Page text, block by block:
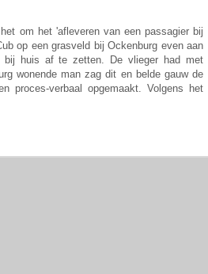
om het 'afleveren van een passagier bij
op een grasveld bij Ockenburg even aan
bij huis af te zetten. De vlieger had met
wonende man zag dit en belde gauw de
proces-verbaal opgemaakt. Volgens het